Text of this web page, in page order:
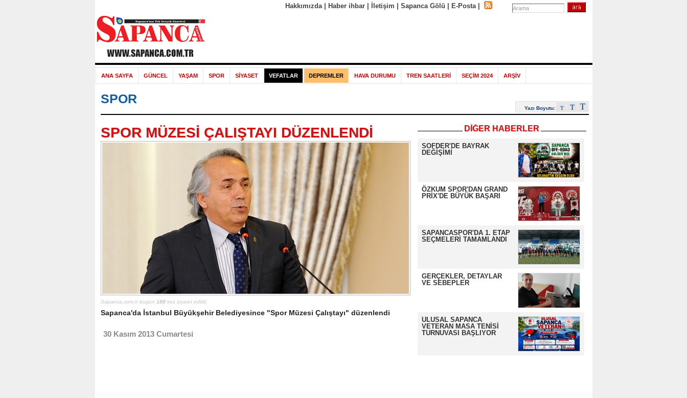
Hakkımızda| Haber ihbar| İletişim Sapanca Gölü E-Posta|
ANA SAYFA GÜNCEL YAŞAM SPOR SİYASET VEFATLAR DEPREMLER HAVA DURUMU TREN SAATLERİ SEÇİM 2024 ARŞİV
SPOR
Yazı Boyutu:
DİĞER HABERLER
SOFDER'DE BAYRAK
DEĞİŞİMİ
ÖZKUM SPOR'DAN GRAND
PRİX'DE BÜYÜK BAŞARI
SAPANCASPOR'DA 1. ETAP
SEÇMELERİ TAMAMLANDI
GERÇEKLER, DETAYLAR
VE SEBEPLER
ULUSAL SAPANCA
VETERAN MASA TENİSİ
TURNUVASI BAŞLIYOR
SPOR MÜZESİ ÇALIŞTAYI DÜZENLENDİ
Sapanca.com.tr bugün 188kez ziyaret edildi.
Sapanca'da İstanbul Büyükşehir Belediyesince "Spor Müzesi Çalıştayı" düzenlendi
30 Kasım 2013 Cumartesi